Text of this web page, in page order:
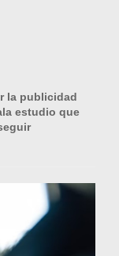
la publicidad
estudio que